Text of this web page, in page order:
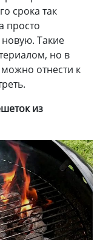
срока так
просто
Такие
но в
отнести к
из